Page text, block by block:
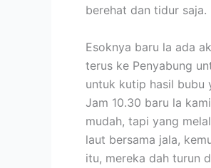
berehat dan tidur saja.
Esoknya baru la ada
terus ke Penyabung
untuk kutip hasil bubu
Jam 10.30 baru la
mudah, tapi yang
laut bersama jala,
itu, mereka dah turun